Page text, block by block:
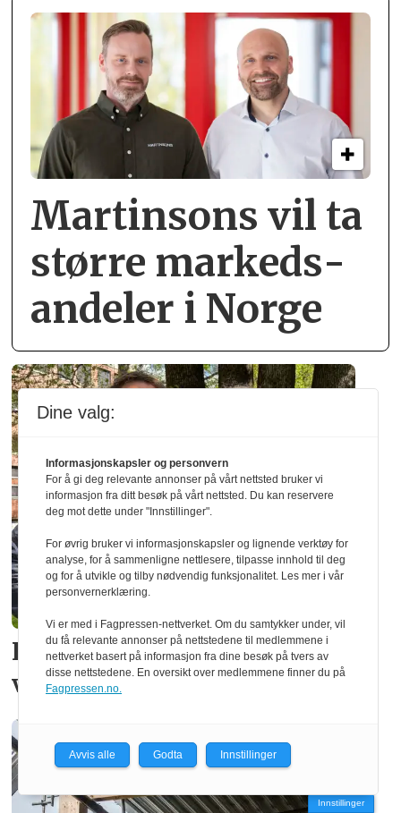
Martinsons vil ta
større markeds­
andeler i Norge
Håper nye treslag kan
videreutvikle limtre
Innstillinger
Dine valg:
Informasjonskapsler og personvern
For å gi deg relevante annonser på vårt nettsted bruker vi
informasjon fra ditt besøk på vårt nettsted. Du kan reservere
deg mot dette under "Innstillinger".
For øvrig bruker vi informasjonskapsler og lignende verktøy for
analyse, for å sammenligne nettlesere, tilpasse innhold til deg
og for å utvikle og tilby nødvendig funksjonalitet. Les mer i vår
personvernerklæring.
Vi er med i Fagpressen-nettverket. Om du samtykker under, vil
du få relevante annonser på nettstedene til medlemmene i
nettverket basert på informasjon fra dine besøk på tvers av
disse nettstedene. En oversikt over medlemmene finner du på
Fagpressen.no.
Avvis alle Godta Innstillinger